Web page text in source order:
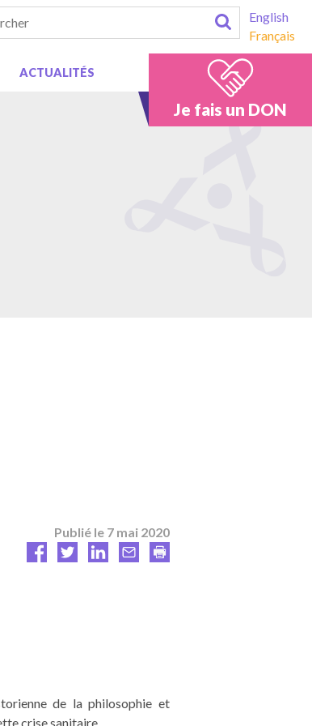
ACTUALITÉS
Je fais un DON
English
Français
Publié le 7 mai 2020
de la philosophie et
crise sanitaire.